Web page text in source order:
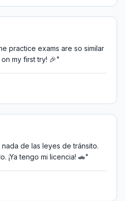
practice exams are so similar
my first try! 🎉"
de las leyes de tránsito.
¡Ya tengo mi licencia! 🚗"